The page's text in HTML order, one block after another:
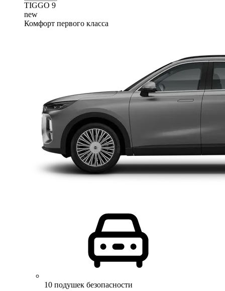
TIGGO 9
new
Комфорт первого класса
10 подушек безопасности